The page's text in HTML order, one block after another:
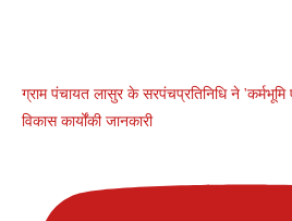
ग्राम पंचायत लासुर के सरपंचप्रतिनिधि ने
विकास कार्योंकी जानकारी